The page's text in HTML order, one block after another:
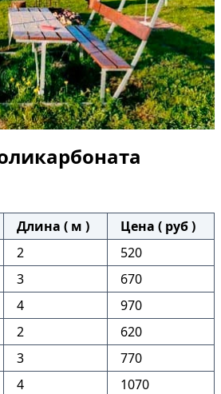
Длина ( м )
Цена ( руб )
2
520
3
670
4
970
2
620
3
770
4 1070